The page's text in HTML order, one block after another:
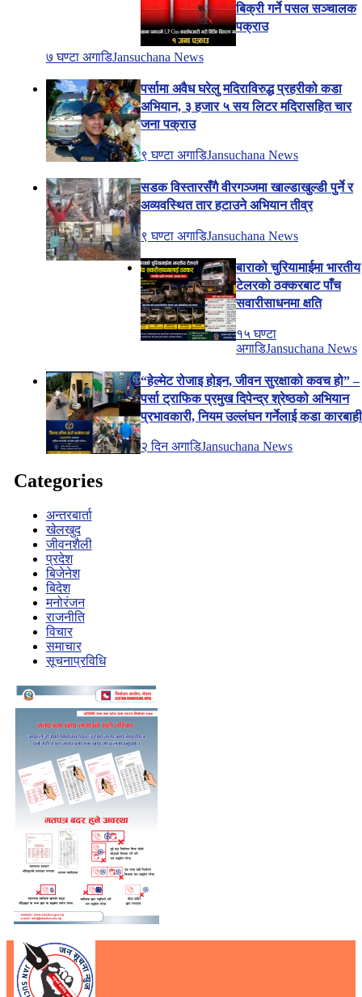
बिक्री गर्ने पसल सञ्चालक
पक्राउ
७ घण्टा अगाडिJansuchana News
पर्सामा अवैध घरेलु मदिराविरुद्ध प्रहरीको कडा
अभियान, ३ हजार ५ सय लिटर मदिरासहित चार
जना पक्राउ
९ घण्टा अगाडिJansuchana News
सडक विस्तारसँगै वीरगञ्जमा खाल्डाखुल्डी पुर्ने र
अव्यवस्थित तार हटाउने अभियान तीव्र
९ घण्टा अगाडिJansuchana News
बाराको चुरियामाईमा भारतीय
टेलरको ठक्करबाट पाँच
सवारीसाधनमा क्षति
१५ घण्टा
अगाडिJansuchana News
“हेल्मेट रोजाइ होइन, जीवन सुरक्षाको कवच हो” –
पर्सा ट्राफिक प्रमुख दिपेन्द्र श्रेष्ठको अभियान
प्रभावकारी, नियम उल्लंघन गर्नेलाई कडा कारबाही
२ दिन अगाडिJansuchana News
Categories
अन्तरबार्ता
खेलखुद
जीवनशैली
प्रदेश
बिजेनेश
बिदेश
मनोरंजन
राजनीति
विचार
समाचार
सूचनाप्रविधि